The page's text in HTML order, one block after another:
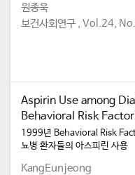
원종욱
보건사회연구 , Vol.24,
Aspirin Use among
Behavioral Risk
1999년 Behavioral Risk
뇨병 환자들의 아스피린 사용
KangEunjeong